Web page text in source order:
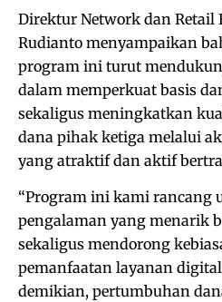
Direktur Network dan Retail
Rudianto menyampaikan
program ini turut
dalam memperkuat basis
sekaligus meningkatkan
dana pihak ketiga melalui
yang atraktif dan aktif
“Program ini kami rancang
pengalaman yang menarik
sekaligus mendorong
pemanfaatan layanan
demikian, pertumbuhan